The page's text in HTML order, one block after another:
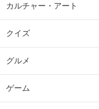
カルチャー・アート
クイズ
グルメ
ゲーム